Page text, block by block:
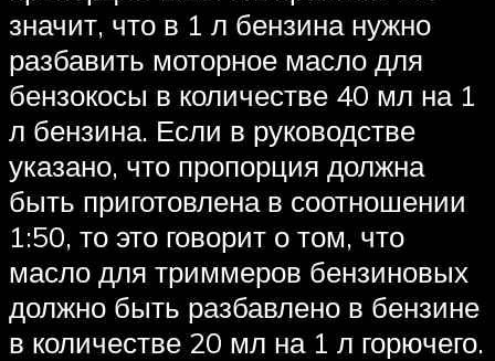
значит, что в 1 л бензина нужно
разбавить моторное масло для
бензокосы в количестве 40 мл на 1
л бензина. Если в руководстве
указано, что пропорция должна
быть приготовлена в соотношении
1:50, то это говорит о том, что
масло для триммеров бензиновых
должно быть разбавлено в бензине
в количестве 20 мл на 1 л горючего.